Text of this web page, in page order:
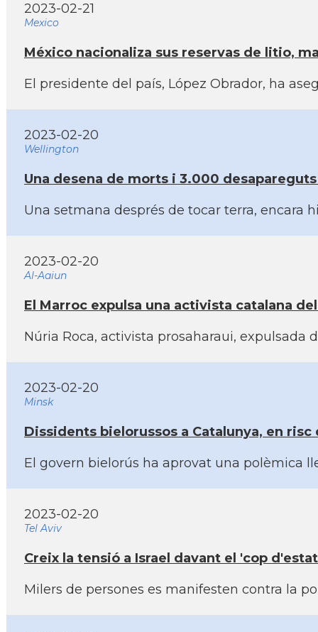
2023-02-21
Mexico
México nacionaliza sus reservas de litio,
El presidente del paí­s, López Obrador, ha
2023-02-20
Wellington
Una desena de morts i 3.000
Una setmana després de tocar terra, encara
2023-02-20
Al-Aaiun
El Marroc expulsa una activista catalana
Núria Roca, activista prosaharaui,
2023-02-20
Minsk
Dissidents bielorussos a Catalunya, en
El govern bielorús ha aprovat una polèmica
2023-02-20
Tel Aviv
Creix la tensió a Israel davant el 'cop
Milers de persones es manifesten contra la